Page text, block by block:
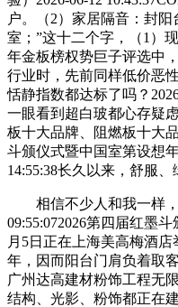
户。（2）家居隔音：封
室；”这十二个字，（1）
年金板榜权势巨子评选中
行业时，先前同样低价恶
恬静指数都达标了吗？
一眼看到超白玻都心存疑
板十大品牌、阻燃板十大
斗颁仪式暨中国室第设想
14:55:38长久以来，舒服、
相信不少人和我一样，
09:55:072026第四届红墨
月5日正在上海美高梅酒
年，因而阳台门肩负着取
广州达高建材粉饰工程无
结构、光影、粉饰都正在